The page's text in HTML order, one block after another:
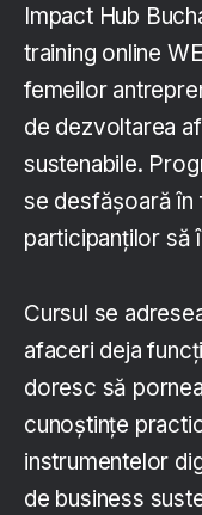
Impact Hub
training online
femeilor
de dezvoltarea
sustenabile.
se desfășoară în
participanților să
Cursul se
afaceri deja
doresc să
cunoștințe
instrumentelor
de business